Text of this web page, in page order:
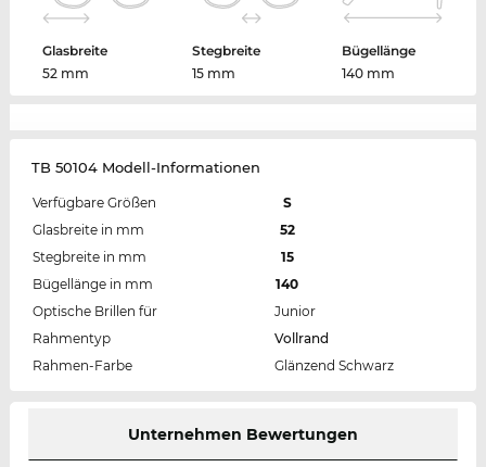
Glasbreite
52 mm
Stegbreite
15 mm
Bügellänge
140 mm
TB 50104 Modell-Informationen
Verfügbare Größen
S
Glasbreite in mm
52
Stegbreite in mm
15
Bügellänge in mm
140
Optische Brillen für
Junior
Rahmentyp
Vollrand
Rahmen-Farbe
Glänzend Schwarz
Unternehmen Bewertungen